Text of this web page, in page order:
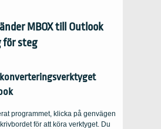
MBOX till Outlook
för steg
konverteringsverktyget
programmet, klicka på genvägen
för att köra verktyget. Du